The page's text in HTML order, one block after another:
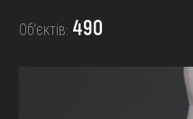
ОНЛАЙН-КРАМНИЦЯ
Об’єктів: 490